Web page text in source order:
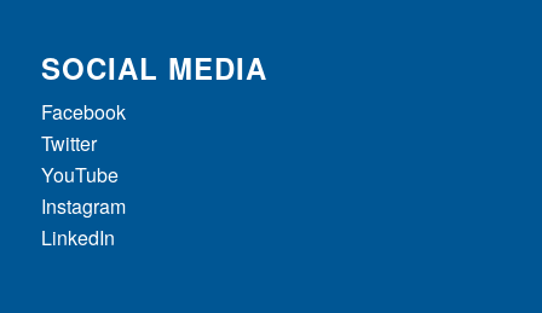
SOCIAL MEDIA
Facebook
Twitter
YouTube
Instagram
LinkedIn